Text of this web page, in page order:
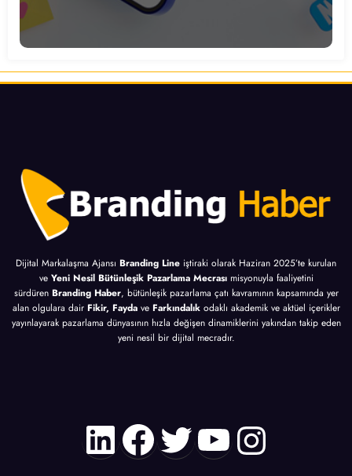
Dijital Markalaşma Ajansı Branding Line iştiraki olarak Haziran 2025’te kurulan
ve Yeni Nesil Bütünleşik Pazarlama Mecrası misyonuyla faaliyetini
sürdüren Branding Haber, bütünleşik pazarlama çatı kavramının kapsamında yer
alan olgulara dair Fikir, Fayda ve Farkındalık odaklı akademik ve aktüel içerikler
yayınlayarak pazarlama dünyasının hızla değişen dinamiklerini yakından takip eden
yeni nesil bir dijital mecradır.
LinkedIn
Facebook
Twitter
YouTube